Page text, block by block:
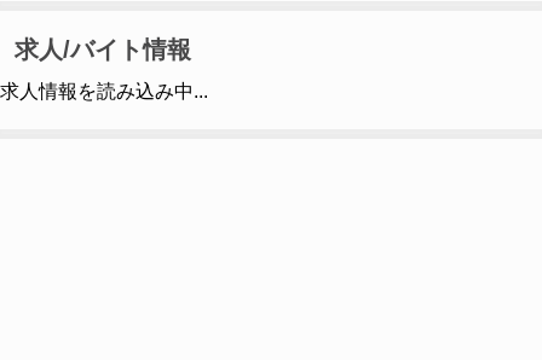
求人/バイト情報
求人情報を読み込み中...